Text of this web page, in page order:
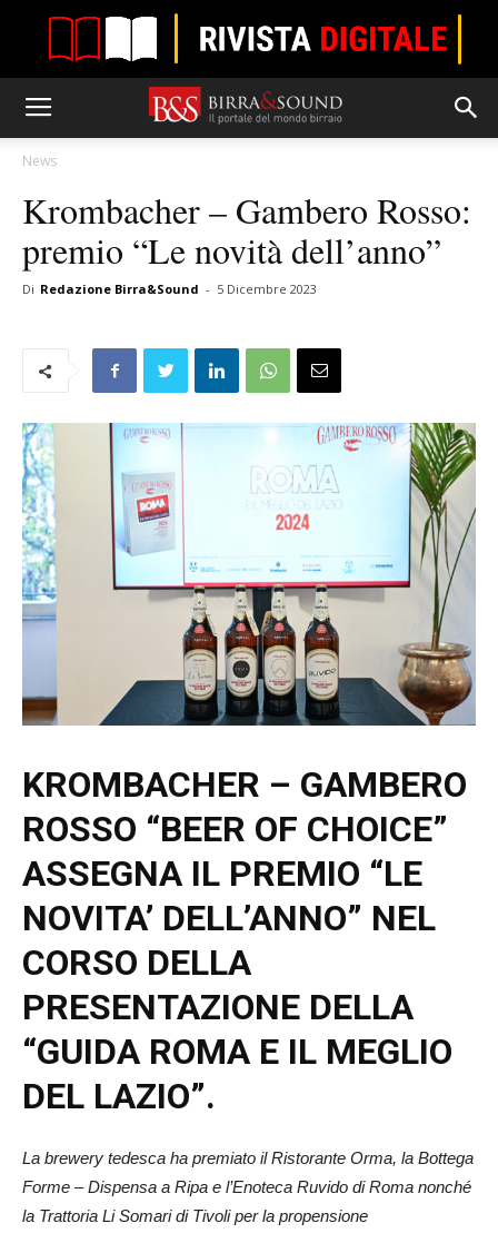
News
Krombacher – Gambero Rosso:
premio “Le novità dell’anno”
Di Redazione Birra&Sound - 5 Dicembre 2023
KROMBACHER – GAMBERO
ROSSO “BEER OF CHOICE”
ASSEGNA IL PREMIO “LE
NOVITA’ DELL’ANNO” NEL
CORSO DELLA
PRESENTAZIONE DELLA
“GUIDA ROMA E IL MEGLIO
DEL LAZIO”.
La brewery tedesca ha premiato il Ristorante Orma, la Bottega
Forme – Dispensa a Ripa e l’Enoteca Ruvido di Roma nonché
la Trattoria Li Somari di Tivoli per la propensione